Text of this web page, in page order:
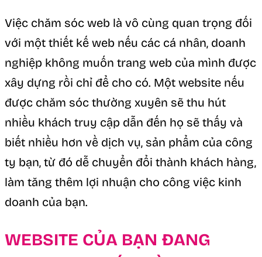
Việc chăm sóc web là vô cùng quan trọng đối
với một thiết kế web nếu các cá nhân, doanh
nghiệp không muốn trang web của mình được
xây dựng rồi chỉ để cho có. Một website nếu
được chăm sóc thường xuyên sẽ thu hút
nhiều khách truy cập dẫn đến họ sẽ thấy và
biết nhiều hơn về dịch vụ, sản phẩm của công
ty bạn, từ đó dễ chuyển đổi thành khách hàng,
làm tăng thêm lợi nhuận cho công việc kinh
doanh của bạn.
WEBSITE CỦA BẠN ĐANG